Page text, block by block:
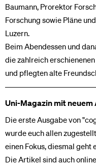
Baumann, Prorektor
Forschung sowie Pläne
Luzern.
Beim Abendessen und
die zahlreich
und pflegten alte
Uni-Magazin mit
Die erste Ausgabe von
wurde euch allen
einen Fokus, diesmal geht
Die Artikel sind auch